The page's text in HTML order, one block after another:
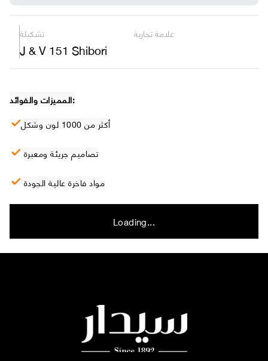
تشكيلة
J & V 151 Shibori
علامة تجارية
المميزات والفوائد:
أكثر من 1000 لون وشكل
تصاميم جريئة ومعبرة
مواد فاخرة عالية الجودة
Loading...